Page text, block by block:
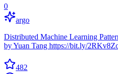
0
argo
Distributed Machine Learning
by Yuan Tang https://bit.ly/
482